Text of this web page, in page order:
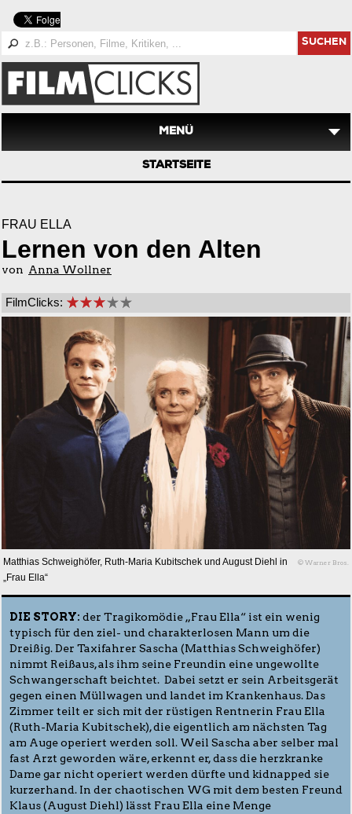
SUCHEN
MENÜ
STARTSEITE
FRAU ELLA
Lernen von den Alten
von Anna Wollner
FilmClicks:
Matthias Schweighöfer, Ruth-Maria Kubitschek und August Diehl in
„Frau Ella“
© Warner Bros.
DIE STORY: der Tragikomödie „Frau Ella“ ist ein wenig
typisch für den ziel- und charakterlosen Mann um die
Dreißig. Der Taxifahrer Sascha (Matthias Schweighöfer)
nimmt Reißaus, als ihm seine Freundin eine ungewollte
Schwangerschaft beichtet. Dabei setzt er sein Arbeitsgerät
gegen einen Müllwagen und landet im Krankenhaus. Das
Zimmer teilt er sich mit der rüstigen Rentnerin Frau Ella
(Ruth-Maria Kubitschek), die eigentlich am nächsten Tag
am Auge operiert werden soll. Weil Sascha aber selber mal
fast Arzt geworden wäre, erkennt er, dass die herzkranke
Dame gar nicht operiert werden dürfte und kidnapped sie
kurzerhand. In der chaotischen WG mit dem besten Freund
Klaus (August Diehl) lässt Frau Ella eine Menge